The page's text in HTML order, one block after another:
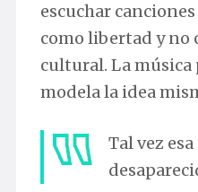
escuchar
como libertad y no
cultural. La
modela la idea
Tal vez